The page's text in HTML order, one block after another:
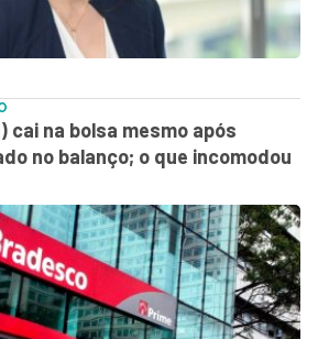
cai na bolsa mesmo após
no balanço; o que incomodou